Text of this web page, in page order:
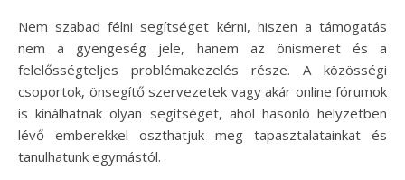
Nem szabad félni segítséget kérni, hiszen a támogatás
nem a gyengeség jele, hanem az önismeret és a
felelősségteljes problémakezelés része. A közösségi
csoportok, önsegítő szervezetek vagy akár online fórumok
is kínálhatnak olyan segítséget, ahol hasonló helyzetben
lévő emberekkel oszthatjuk meg tapasztalatainkat és
tanulhatunk egymástól.